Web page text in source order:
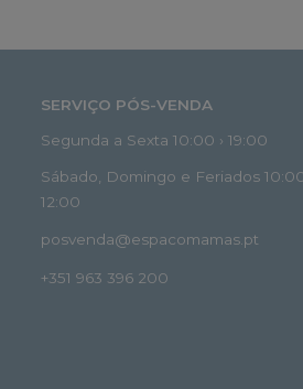
SERVIÇO PÓS-VENDA
Segunda a Sexta 10:00 › 19:00
Sábado, Domingo e Feriados
12:00
posvenda@espacomamas.pt
+351 963 396 200